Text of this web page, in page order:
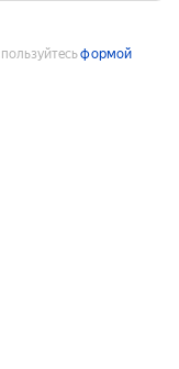
формой